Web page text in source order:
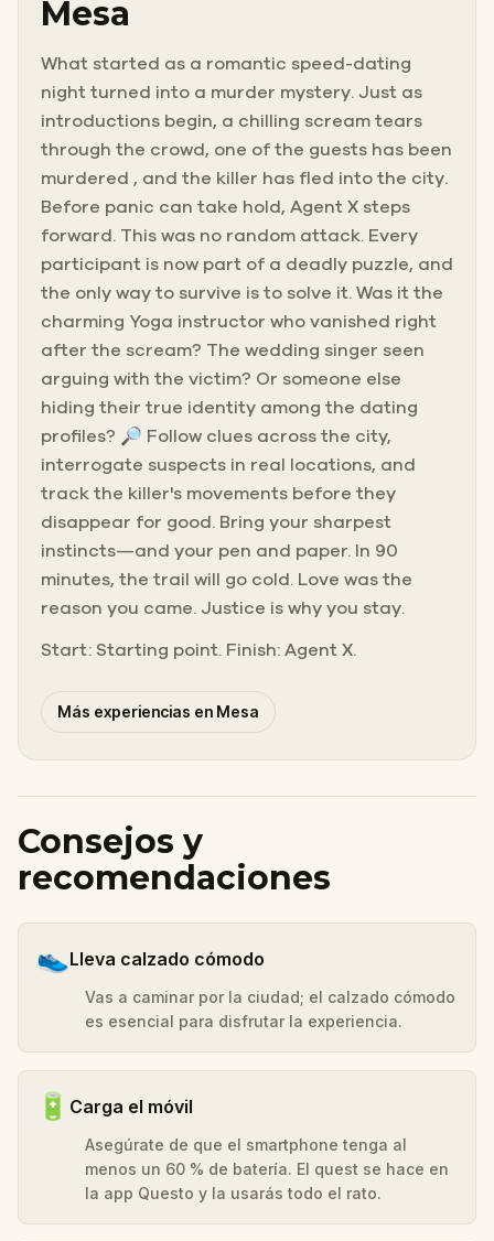
Mesa
What started as a romantic speed-dating
night turned into a murder mystery. Just as
introductions begin, a chilling scream tears
through the crowd, one of the guests has been
murdered , and the killer has fled into the city.
Before panic can take hold, Agent X steps
forward. This was no random attack. Every
participant is now part of a deadly puzzle, and
the only way to survive is to solve it. Was it the
charming Yoga instructor who vanished right
after the scream? The wedding singer seen
arguing with the victim? Or someone else
hiding their true identity among the dating
profiles? 🔎 Follow clues across the city,
interrogate suspects in real locations, and
track the killer's movements before they
disappear for good. Bring your sharpest
instincts—and your pen and paper. In 90
minutes, the trail will go cold. Love was the
reason you came. Justice is why you stay.
Start: Starting point. Finish: Agent X.
Más experiencias en Mesa
Consejos y
recomendaciones
👟Lleva calzado cómodo
Vas a caminar por la ciudad; el calzado cómodo
es esencial para disfrutar la experiencia.
🔋 Carga el móvil
Asegúrate de que el smartphone tenga al
menos un 60 % de batería. El quest se hace en
la app Questo y la usarás todo el rato.